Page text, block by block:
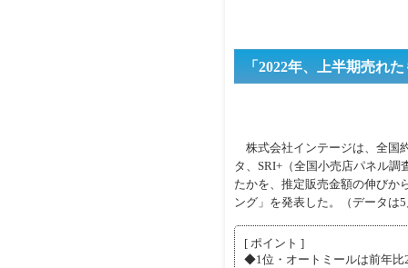
「2022年、上半期売れ
株式会社インテージは、全国
タ、SRI+（全国小売店パネル
たかを、推定販売金額の伸びか
ング」を発表した。（データは
[ ポイント ]
◆1位・オートミールは前年比